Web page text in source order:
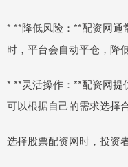
* **降低风险：**配资网
时，平台会自动平仓，降
* **灵活操作：**配资网
可以根据自己的需求选择
选择股票配资网时，投资